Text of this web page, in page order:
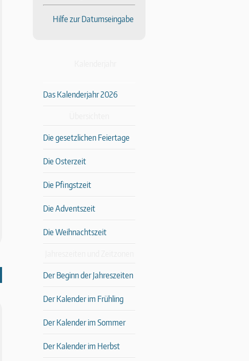
Hilfe zur Datumseingabe
Das Kalenderjahr 2026
Die gesetzlichen Feiertage
Die Osterzeit
Die Pfingstzeit
Die Adventszeit
Die Weihnachtszeit
Der Beginn der Jahreszeiten
Der Kalender im Frühling
Der Kalender im Sommer
Der Kalender im Herbst